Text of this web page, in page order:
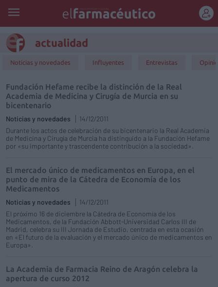
actualidad
Noticias y novedades Influyentes Entrevistas
Fundación Hefame recibe la distinción de la Real
Academia de Medicina y Cirugía de Murcia en su
bicentenario
Noticias y novedades
14/12/2011
Durante los actos de celebración de su bicentenario la Real Academia
de Medicina y Cirugía de Murcia ha distinguido a la Fundación Hefame
por «su importante y trascendente contribución a la sociedad».
El mercado único de medicamentos en Europa, en el
punto de mira de la Cátedra de Economía de los
Medicamentos
Noticias y novedades
14/12/2011
El próximo 16 de diciembre la Cátedra de Economía de los
Medicamentos, de la Fundación Abbott-Universidad Carlos III de
Madrid, celebra su III Jornada de Estudio, centrada en esta ocasión
en «El futuro de la evaluación y el mercado único de medicamentos en
Europa».
La Academia de Farmacia Reino de Aragón celebra la
apertura de curso 2012